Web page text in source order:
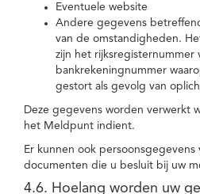
Eventuele website
Andere gegevens
van de omstandigheden.
zijn het rijksregisternummer
bankrekeningnummer
gestort als gevolg van
Deze gegevens worden verwerkt
het Meldpunt indient.
Er kunnen ook persoonsgegevens
documenten die u besluit bij uw
4.6. Hoelang worden uw